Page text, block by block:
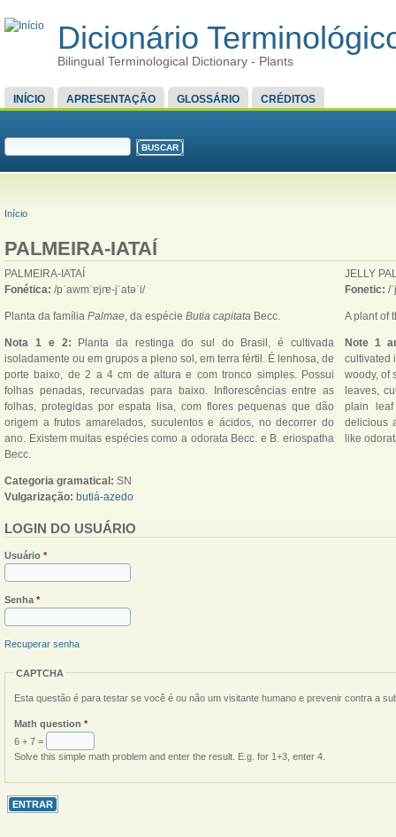
Dicionário
Bilingual Terminological Dictionary - Plants
MENU PRINCIPAL
INÍCIO APRESENTAÇÃO GLOSSÁRIO CRÉDITOS
FORMULÁRIO DE BUSCA
VOCÊ ESTÁ AQUI
Início
PALMEIRA-IATAÍ
PALMEIRA-IATAÍ
Fonética: /pˈawmˈɐjɾɐ-jˈatəˈi/
Planta da família Palmae , da espécie Butia capitata Becc.
Nota 1 e 2: Planta da restinga do sul do Brasil, é cultivada
isoladamente ou em grupos a pleno sol, em terra fértil. É lenhosa, de
porte baixo, de 2 a 4 cm de altura e com tronco simples. Possui
folhas penadas, recurvadas para baixo. Inflorescências entre as
folhas, protegidas por espata lisa, com flores pequenas que dão
origem a frutos amarelados, suculentos e ácidos, no decorrer do
ano. Existem muitas espécies como a odorata Becc. e B. eriospatha
Becc.
JELLY
Fonetic: /
A plant of
Note 1
cultivated
woody, of
leaves,
plain
delicious
like
Categoria gramatical: SN
Vulgarização: butiá-azedo
LOGIN DO USUÁRIO
Usuário *
Senha *
Recuperar senha
CAPTCHA
Esta questão é para testar se você é ou não um visitante humano e prevenir contra a
Math question *
6 + 7 =
Solve this simple math problem and enter the result. E.g. for 1+3, enter 4.